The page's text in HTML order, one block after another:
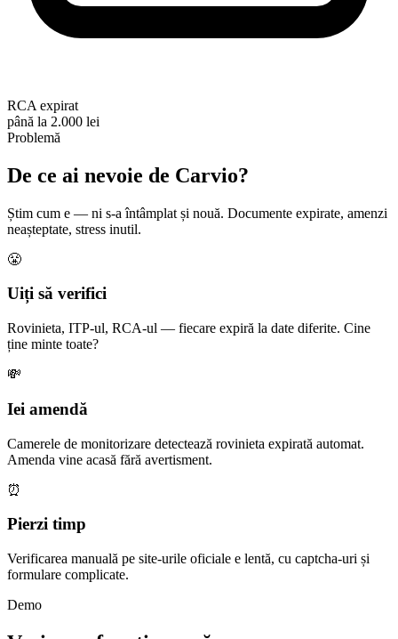
RCA expirat
până la 2.000 lei
Problemă
De ce ai nevoie de Carvio?
Știm cum e — ni s-a întâmplat și nouă. Documente expirate, amenzi
neașteptate, stress inutil.
😤
Uiți să verifici
Rovinieta, ITP-ul, RCA-ul — fiecare expiră la date diferite. Cine
ține minte toate?
💸
Iei amendă
Camerele de monitorizare detectează rovinieta expirată automat.
Amenda vine acasă fără avertisment.
⏰
Pierzi timp
Verificarea manuală pe site-urile oficiale e lentă, cu captcha-uri și
formulare complicate.
Demo